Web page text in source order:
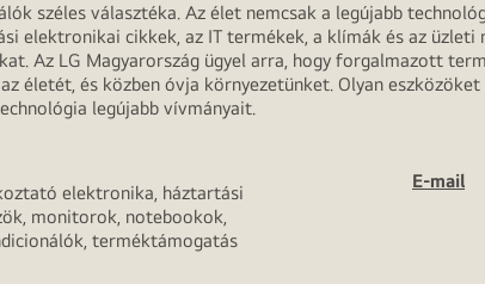
széles választéka. Az élet nemcsak a legújabb
elektronikai cikkek, az IT termékek, a klímák és az
Az LG Magyarország ügyel arra, hogy forgalmazott
életét, és közben óvja környezetünket. Olyan
legújabb vívmányait.
elektronika, háztartási
monitorok, notebookok,
terméktámogatás
E-mail